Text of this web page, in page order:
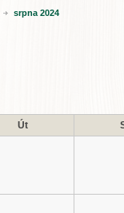
▶ srpna 2024
Út